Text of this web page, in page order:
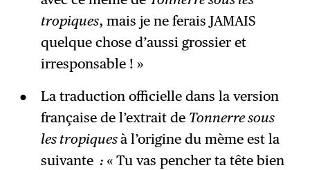
tropiques, mais je ne ferais JAMAIS
quelque chose d’aussi grossier et
irresponsable ! »
La traduction officielle dans la version
française de l’extrait de Tonnerre sous
les tropiquesà l’origine du mème est la
suivante : « Tu vas pencher ta tête bien